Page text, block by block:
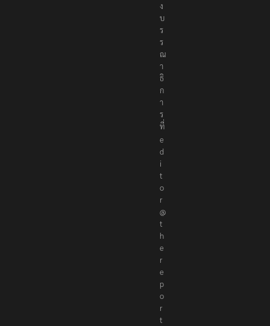
ง
บ
ร
ร
ณ
า
ธิ
ก
า
ร
ที่
e
d
i
t
o
r
@
t
h
e
r
e
p
o
r
t